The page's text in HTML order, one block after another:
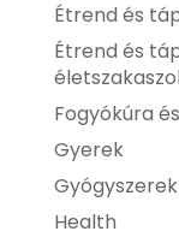
Étrend és
Étrend és
Fogyókúra
Gyerek
Gyógyszerek
Health